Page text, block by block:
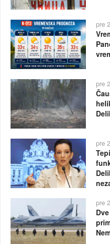
pre
pre
pre
pre